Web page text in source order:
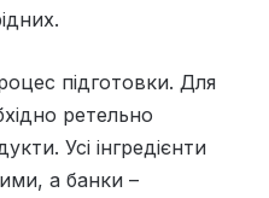
підготовки. Для
ретельно
Усі інгредієнти
а банки –